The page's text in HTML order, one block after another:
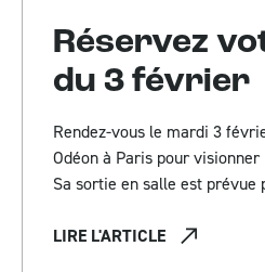
Réservez
du 3 février
Rendez-vous le mardi 3
Odéon à Paris pour
Sa sortie en salle est prévue
LIRE L'ARTICLE